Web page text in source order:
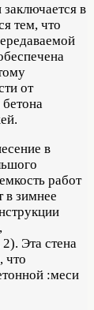
в
тем, что
от
в
работ
в зимнее
Эта стена
что
:меси